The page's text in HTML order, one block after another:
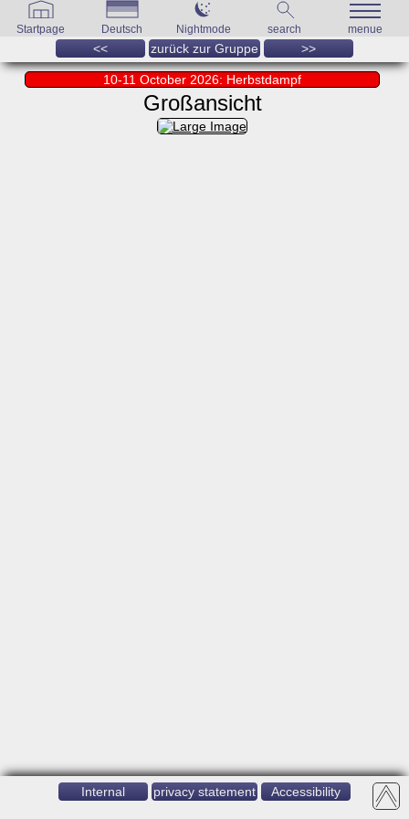
Startpage Deutsch Nightmode search menue
<< zurück zur Gruppe >>
10-11 October 2026: Herbstdampf
Großansicht
Internal privacy statement Accessibility